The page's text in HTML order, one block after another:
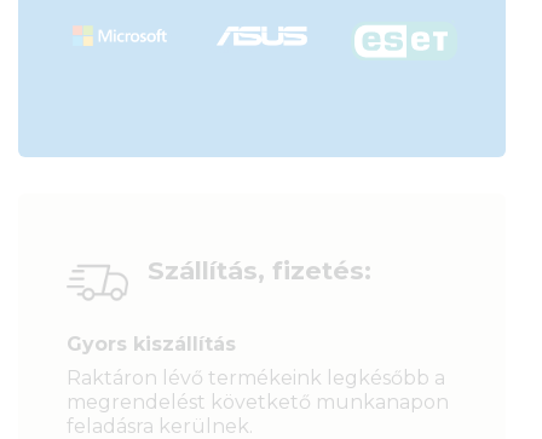
Szállítás, fizetés:
Gyors kiszállítás
Raktáron lévő termékeink legkésőbb a
megrendelést követkető munkanapon
feladásra kerülnek.